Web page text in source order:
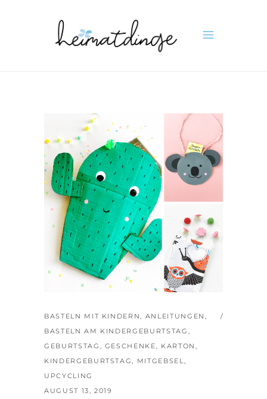
BASTELN MIT KINDERN, ANLEITUNGEN ,
BASTELN AM KINDERGEBURTSTAG ,
GEBURTSTAG , GESCHENKE, KARTON ,
KINDERGEBURTSTAG, MITGEBSEL,
UPCYCLING
AUGUST 13, 2019